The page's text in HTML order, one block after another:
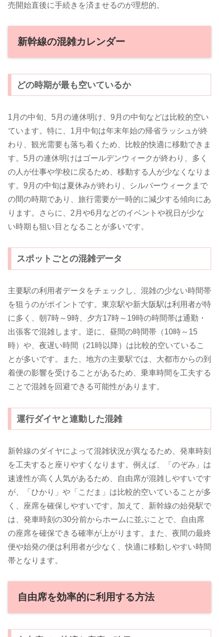
売開始直後に手続きを済ませるのが理想的。
新幹線の混雑カレンダー
どの時期が最も空いているか
1月の中旬、5月の連休明け、9月の中旬などは比較的空い
ています。特に、1月中旬は年末年始の帰省ラッシュが終
わり、観光需要も落ち着くため、比較的快適に移動できま
す。5月の連休明けはゴールデンウィークが終わり、多く
の人が仕事や学校に戻るため、移動する人が少なくなりま
す。9月の中旬は夏休みが終わり、シルバーウィークまで
の間の時期であり、旅行需要が一時的に減少する傾向にあ
ります。さらに、2月や6月などのイベントや祝日が少な
い時期も狙い目となることが多いです。
スポットごとの混雑データ
主要駅の利用者データをチェックし、混雑の少ない時間帯
を狙うのがポイントです。東京駅や新大阪駅は利用者が特
に多く、朝7時～9時、夕方17時～19時の時間帯は通勤・
出張客で混雑します。逆に、昼間の時間帯（10時～15
時）や、夜遅い時間（21時以降）は比較的空いているこ
とが多いです。また、地方の主要駅では、大都市からの到
着便の影響を受けることがあるため、乗車時間を工夫する
ことで混雑を回避できる可能性があります。
運行ダイヤと連動した混雑
新幹線のダイヤによって混雑状況が異なるため、発車時刻
を工夫すると座りやすくなります。例えば、「のぞみ」は
速達性が高く人気があるため、自由席が混雑しやすいです
が、「ひかり」や「こだま」は比較的空いていることが多
く、座席を確保しやすいです。加えて、新幹線の始発駅で
は、発車時刻の30分前からホームに並ぶことで、自由席
の座席を確保できる確率が上がります。また、夜間の最終
便や始発の便は利用者が少なく、快適に移動しやすい時間
帯となります。
自由席を効率的に利用する方法